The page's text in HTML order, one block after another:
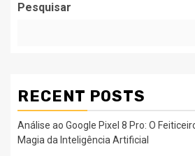
Pesquisar
RECENT POSTS
Análise ao Google Pixel 8 Pro: O
Magia da Inteligência Artificial